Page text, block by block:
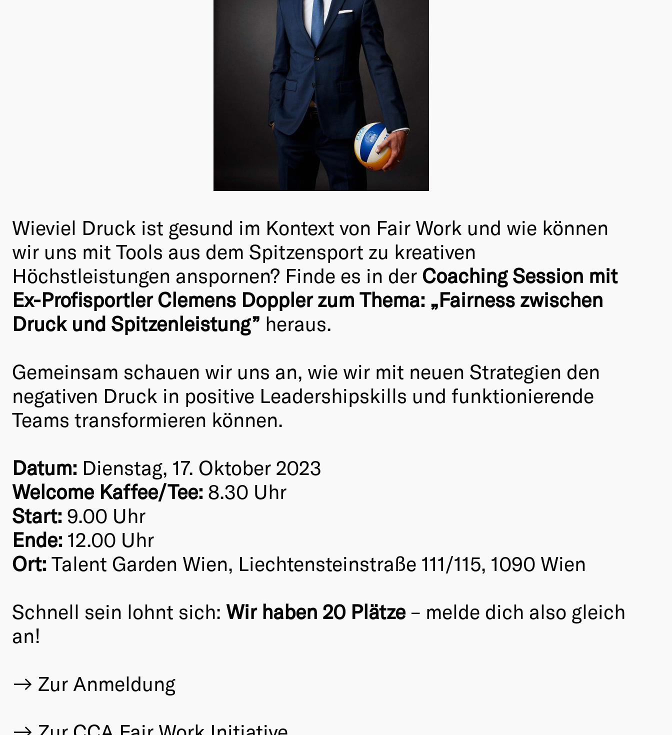
Wieviel Druck ist gesund im Kontext von Fair Work und wie können
wir uns mit Tools aus dem Spitzensport zu kreativen
Höchstleistungen anspornen? Finde es in der Coaching Session mit
Ex-Profisportler Clemens Doppler zum Thema: „Fairness zwischen
Druck und Spitzenleistung” heraus.
Gemeinsam schauen wir uns an, wie wir mit neuen Strategien den
negativen Druck in positive Leadershipskills und funktionierende
Teams transformieren können.
Datum: Dienstag, 17. Oktober 2023
Welcome Kaffee/Tee: 8.30 Uhr
Start: 9.00 Uhr
Ende: 12.00 Uhr
Ort: Talent Garden Wien, Liechtensteinstraße 111/115, 1090 Wien
Schnell sein lohnt sich: Wir haben 20 Plätze – melde dich also gleich
an!
Zur Anmeldung